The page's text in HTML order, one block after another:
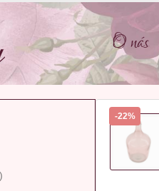
O nás
-22%